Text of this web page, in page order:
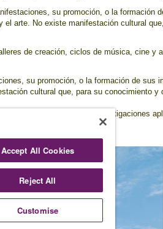
su promoción, o la formación
arte. No existe manifestación cultural
de creación, ciclos de música, cine
su promoción, o la formación de sus
cultural que, para su conocimiento
escénicas, junto a investigaciones
Accept All Cookies
Reject All
Customise